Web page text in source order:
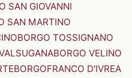
SAN GIOVANNI
SAN MARTINO
BORGO TOSSIGNANO
BORGO VELINO
BORGOFRANCO D'IVREA